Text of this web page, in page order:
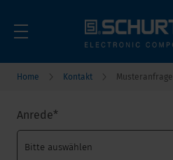
Home Kontakt Musteranfrage
Anrede*